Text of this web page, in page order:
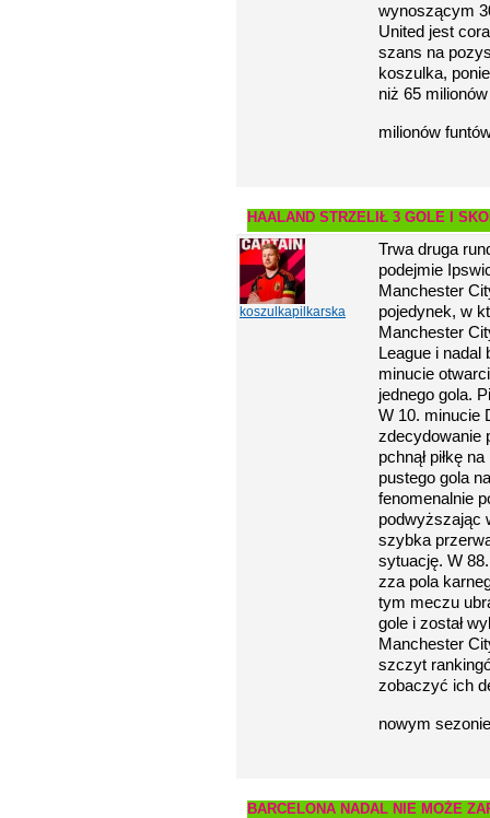
wynoszącym
United jest
szans na
koszulka,
niż 65
milionów
HAALAND STRZELIŁ 3 GOLE I
koszulkapilkarska
Trwa druga
podejmie
Manchester
pojedynek, w
Manchester
League i nadal
minucie
jednego gola.
W 10. minucie
zdecydowanie
pchnął piłkę
pustego gola
fenomenalnie
podwyższając
szybka
sytuację. W
zza pola
tym meczu
gole i został
Manchester
szczyt
zobaczyć ich
nowym
BARCELONA NADAL NIE MOŻE